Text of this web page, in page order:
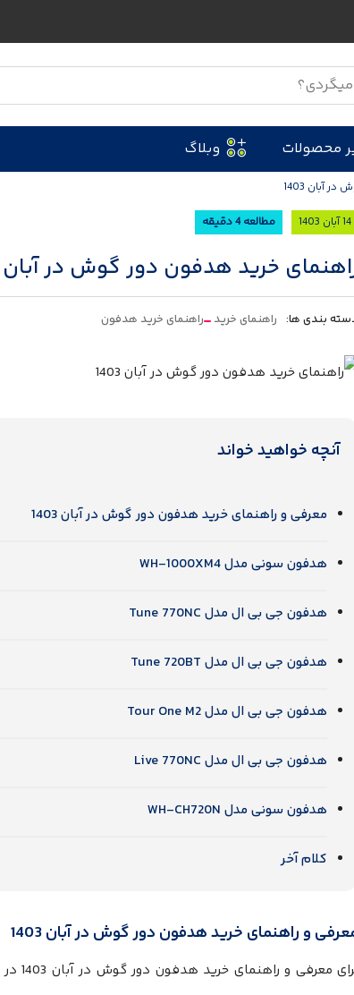
محصولات وبلاگ
آبان 1403
14 آبان 1403 مطالعه 4 دقیقه
خرید هدفون دور گوش در آبان 1403
بندی ها: راهنمای خرید راهنمای خرید هدفون
آنچه خواهید خواند
معرفی و راهنمای خرید هدفون دور گوش در آبان 1403
هدفون سونی مدل WH-1000XM4
هدفون جی بی ال مدل Tune 770NC
هدفون جی بی ال مدل Tune 720BT
هدفون جی بی ال مدل Tour One M2
هدفون جی بی ال مدل Live 770NC
هدفون سونی مدل WH-CH720N
کلام آخر
و راهنمای خرید هدفون دور گوش در آبان 1403
معرفی و راهنمای خرید هدفون دور گوش در آبان 1403 در این مقاله همراه ما باشید. برای خرید یک